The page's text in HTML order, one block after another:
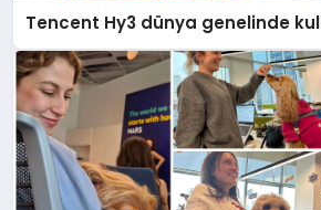
Tencent Hy3 dünya genelinde